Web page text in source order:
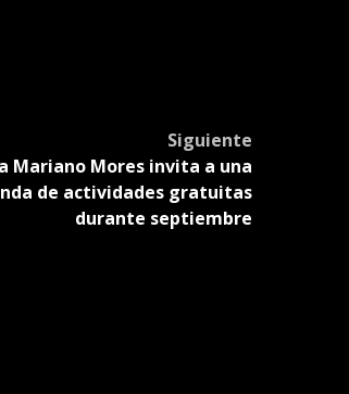
Siguiente
Mariano Mores invita a una
de actividades gratuitas
durante septiembre